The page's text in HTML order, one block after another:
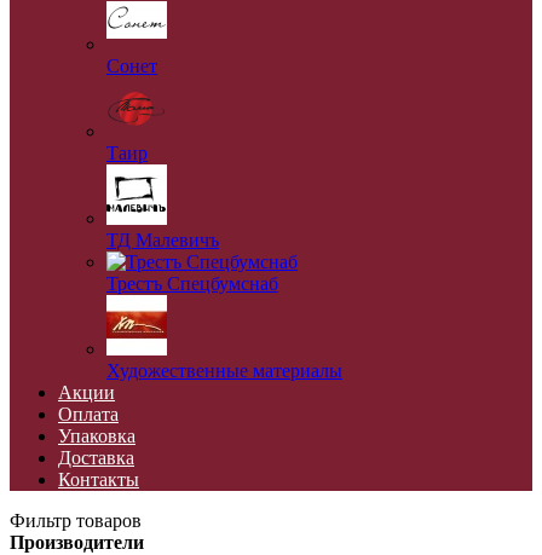
Сонет
Таир
ТД Малевичъ
Трестъ Спецбумснаб
Художественные материалы
Акции
Оплата
Упаковка
Доставка
Контакты
Фильтр товаров
Производители